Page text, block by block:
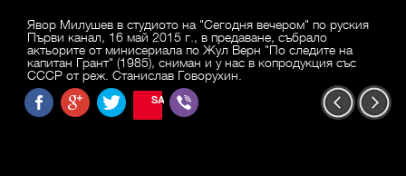
Явор Милушев в студиото на "Сегодня вечером" по руския
Първи канал, 16 май 2015 г., в предаване, събрало
актьорите от минисериала по Жул Верн "По следите на
капитан Грант" (1985), сниман и у нас в копродукция със
СССР от реж. Станислав Говорухин.
SAVE